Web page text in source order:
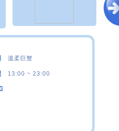
溫柔巨蟹
13:00 ~ 23:00